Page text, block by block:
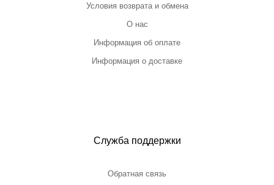
Условия возврата и обмена
О нас
Информация об оплате
Информация о доставке
Служба поддержки
Обратная связь